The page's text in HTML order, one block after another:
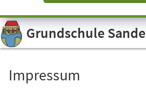
Visuelle
Assistenzsoftware
öffnen. Grundschule Sande
Impressum